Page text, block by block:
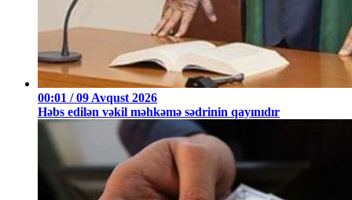
00:01 / 09 Avqust 2026
Həbs edilən vəkil məhkəmə sədrinin qayınıdır